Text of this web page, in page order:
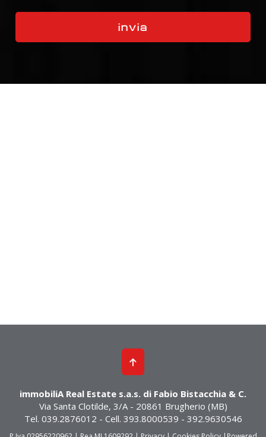
immobiliA Real Estate s.a.s. di Fabio Bistacchia & C.
Via Santa Clotilde, 3/A - 20861 Brugherio (MB)
Tel. 039.2876012 - Cell. 393.8000539 - 392.9630546